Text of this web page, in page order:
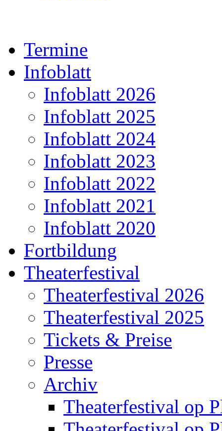
Termine
Infoblatt
Infoblatt 2026
Infoblatt 2025
Infoblatt 2024
Infoblatt 2023
Infoblatt 2022
Infoblatt 2021
Infoblatt 2020
Fortbildung
Theaterfestival
Theaterfestival 2026
Theaterfestival 2025
Tickets & Preise
Presse
Archiv
Theaterfestival op